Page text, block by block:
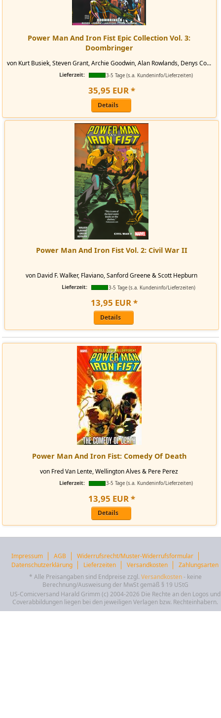
Power Man And Iron Fist Epic Collection Vol. 3:
Doombringer
von Kurt Busiek, Steven Grant, Archie Goodwin, Alan Rowlands, Denys Co...
Lieferzeit: 3-5 Tage (s.a. Kundeninfo/Lieferzeiten)
35,95 EUR*
Details
Power Man And Iron Fist Vol. 2: Civil War II
von David F. Walker, Flaviano, Sanford Greene & Scott Hepburn
Lieferzeit: 3-5 Tage (s.a. Kundeninfo/Lieferzeiten)
13,95 EUR*
Details
Power Man And Iron Fist: Comedy Of Death
von Fred Van Lente, Wellington Alves & Pere Perez
Lieferzeit: 3-5 Tage (s.a. Kundeninfo/Lieferzeiten)
13,95 EUR*
Details
Impressum AGB
Widerrufsrecht/Muster-Widerrufsformular
Datenschutzerklärung
Lieferzeiten Versandkosten
Zahlungsarten
* Alle Preisangaben sind Endpreise zzgl. Versandkosten- keine
Berechnung/Ausweisung der MwSt gemäß § 19 UStG
US-Comicversand Harald Grimm (c) 2004-2026 Die Rechte an den Logos und
Coverabbildungen liegen bei den jeweiligen Verlagen bzw. Rechteinhabern.